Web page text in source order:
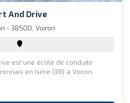
And Drive
- 38500, Voiron
est une école de conduite
en Isère (38) à Voiron